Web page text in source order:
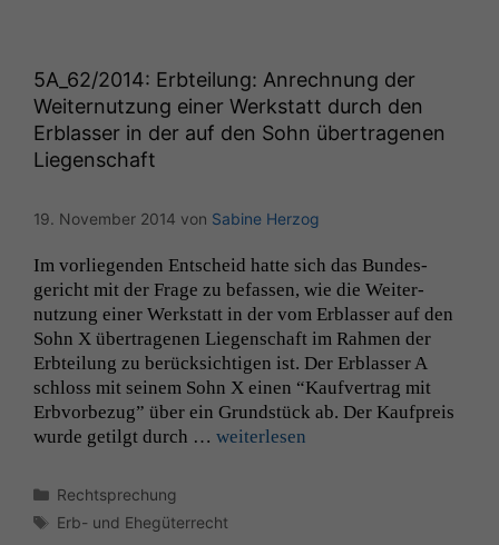
5A_62/2014: Erbteilung: Anrechnung der
Weiternutzung einer Werkstatt durch den
Erblasser in der auf den Sohn übertragenen
Liegenschaft
19. November 2014 von Sabine Herzog
Im vor­liegen­den Entscheid hat­te sich das Bun­des­
gericht mit der Frage zu befassen, wie die Weit­er­
nutzung ein­er Werk­statt in der vom Erblass­er auf den
Sohn X über­tra­ge­nen Liegen­schaft im Rah­men der
Erbteilung zu berück­sichti­gen ist. Der Erblass­er A
schloss mit seinem Sohn X einen “Kaufver­trag mit
Erb­vor­bezug” über ein Grund­stück ab. Der Kauf­preis
wurde getil­gt durch … weit­er­lesen
Kategorien
Rechtsprechung
Schlagwörter
Erb- und Ehegüterrecht